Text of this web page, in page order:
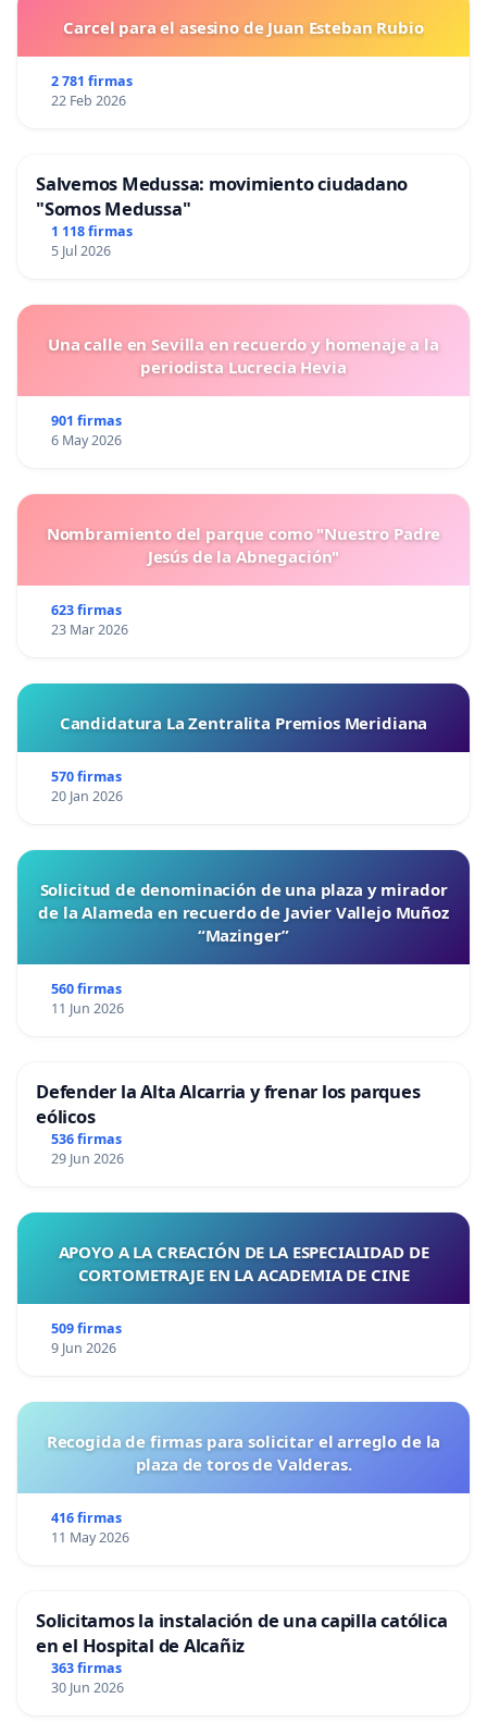
Carcel para el asesino de Juan Esteban Rubio
2 781 firmas
22 Feb 2026
Salvemos Medussa: movimiento ciudadano
"Somos Medussa"
1 118 firmas
5 Jul 2026
Una calle en Sevilla en recuerdo y homenaje a la
periodista Lucrecia Hevia
901 firmas
6 May 2026
Nombramiento del parque como "Nuestro Padre
Jesús de la Abnegación"
623 firmas
23 Mar 2026
Candidatura La Zentralita Premios Meridiana
570 firmas
20 Jan 2026
Solicitud de denominación de una plaza y mirador
de la Alameda en recuerdo de Javier Vallejo Muñoz
“Mazinger”
560 firmas
11 Jun 2026
Defender la Alta Alcarria y frenar los parques
eólicos
536 firmas
29 Jun 2026
APOYO A LA CREACIÓN DE LA ESPECIALIDAD DE
CORTOMETRAJE EN LA ACADEMIA DE CINE
509 firmas
9 Jun 2026
Recogida de firmas para solicitar el arreglo de la
plaza de toros de Valderas.
416 firmas
11 May 2026
Solicitamos la instalación de una capilla católica
en el Hospital de Alcañiz
363 firmas
30 Jun 2026